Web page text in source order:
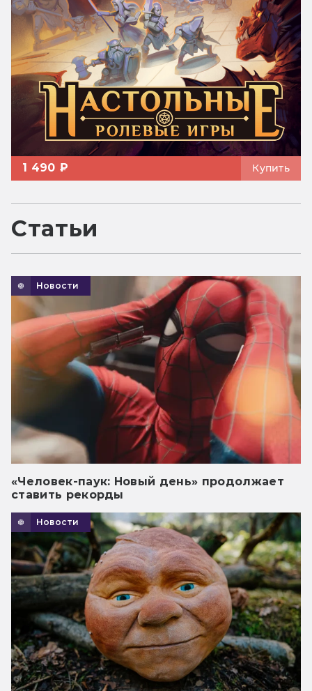
1 490 ₽ Купить
Статьи
Новости
«Человек-паук: Новый день» продолжает
ставить рекорды
Новости